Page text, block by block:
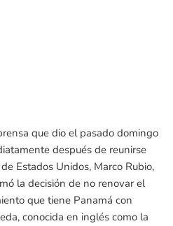
que dio el pasado domingo
después de reunirse
Estados Unidos, Marco Rubio,
la decisión de no renovar el
que tiene Panamá con
conocida en inglés como la